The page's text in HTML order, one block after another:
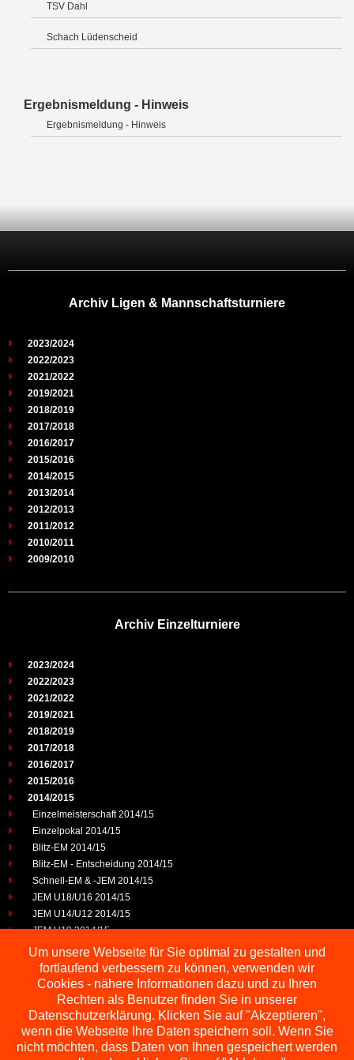
TSV Dahl
Schach Lüdenscheid
Ergebnismeldung - Hinweis
Ergebnismeldung - Hinweis
Archiv Ligen & Mannschaftsturniere
2023/2024
2022/2023
2021/2022
2019/2021
2018/2019
2017/2018
2016/2017
2015/2016
2014/2015
2013/2014
2012/2013
2011/2012
2010/2011
2009/2010
Archiv Einzelturniere
2023/2024
2022/2023
2021/2022
2019/2021
2018/2019
2017/2018
2016/2017
2015/2016
2014/2015
Einzelmeisterschaft 2014/15
Einzelpokal 2014/15
Blitz-EM 2014/15
Blitz-EM - Entscheidung 2014/15
Schnell-EM & -JEM 2014/15
JEM U18/U16 2014/15
JEM U14/U12 2014/15
JEM U10 2014/15
JEP U25 2014/15
2013/2014
2012/2013
2011/2012
2010/2011
2009/2010
Um unsere Webseite für Sie optimal zu gestalten und
fortlaufend verbessern zu können, verwenden wir
Cookies - nähere Informationen dazu und zu Ihren
Rechten als Benutzer finden Sie in unserer
Datenschutzerklärung. Klicken Sie auf "Akzeptieren",
wenn die Webseite Ihre Daten speichern soll. Wenn Sie
nicht möchten, dass Daten von Ihnen gespeichert werden